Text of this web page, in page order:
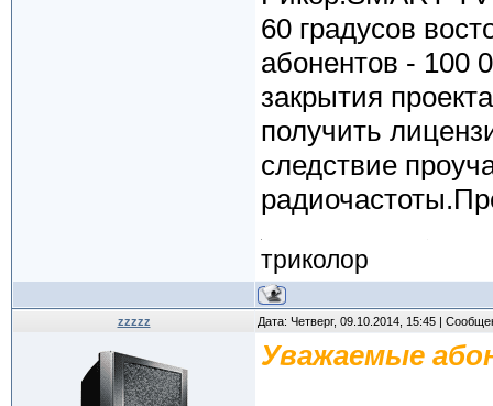
60 градусов
абонентов - 100
закрытия
получить
следствие
триколор
zzzzz Дата: Четверг, 09.10.2014, 15:45 |
Уважаемые